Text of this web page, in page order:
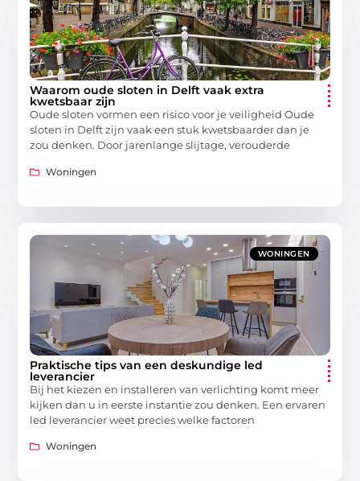
Waarom oude sloten in Delft vaak extra
kwetsbaar zijn
Oude sloten vormen een risico voor je veiligheid Oude
sloten in Delft zijn vaak een stuk kwetsbaarder dan je
zou denken. Door jarenlange slijtage, verouderde
Woningen
WONINGEN
Praktische tips van een deskundige led
leverancier
Bij het kiezen en installeren van verlichting komt meer
kijken dan u in eerste instantie zou denken. Een ervaren
led leverancier weet precies welke factoren
Woningen